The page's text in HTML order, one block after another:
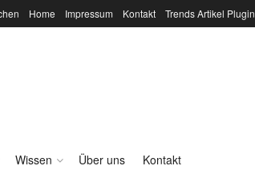
Home Impressum Kontakt Trends Artikel Plugin
Wissen Über uns Kontakt